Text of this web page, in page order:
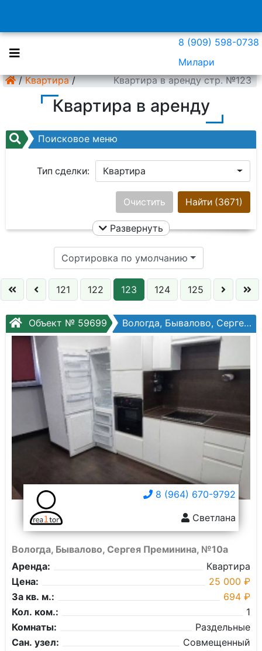
8 (909) 598-0738
Милари
/ Квартира / Квартира в аренду стр. №123
Квартира в аренду
Поисковое меню
Тип сделки: Квартира
Ничего не выбрано
Цена:
Кол. комнат:
Этаж:
Слово:
Найти (3671)
Очистить
Развернуть
Сортировка по умолчанию
121 122 123 124 125
Объект № 59699 Вологда, Бывалово, Сергея Преминина, №10а
8 (964) 670-9792
Светлана
Вологда, Бывалово, Сергея Преминина, №10а
Аренда:
Квартира
Цена:
25 000 ₽
За кв. м.:
694 ₽
Кол. ком.:
1
Комнаты:
Раздельные
Сан. узел:
Совмещенный